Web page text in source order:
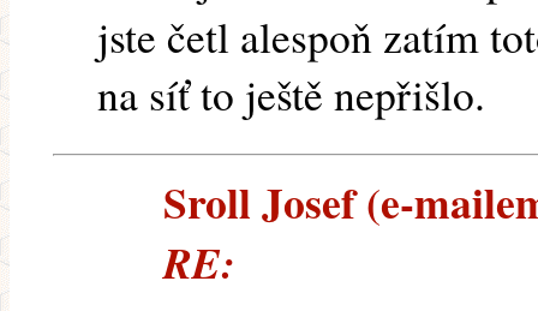
jste četl alespoň zatím
na síť to ještě nepřišlo.
Sroll Josef (e-
RE: